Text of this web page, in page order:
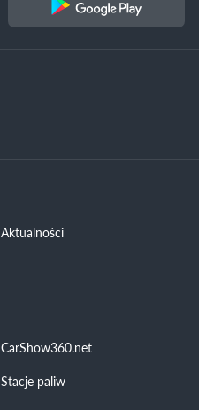
Aktualności
CarShow360.net
Stacje paliw